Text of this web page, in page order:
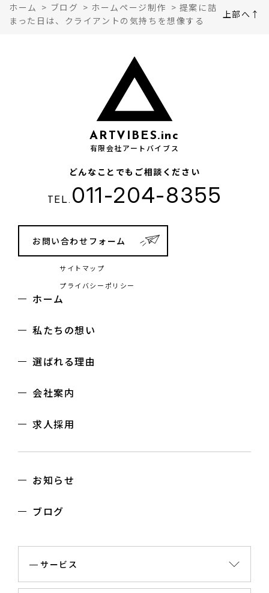
ホーム > ブログ > ホームページ制作 > 提案に詰
まった日は、クライアントの気持ちを想像する
上部へ↑
ARTVIBES.inc
有限会社アートバイブス
どんなことでもご相談ください
TEL. 011-204-8355
お問い合わせフォーム
サイトマップ
プライバシーポリシー
ホーム
私たちの想い
選ばれる理由
会社案内
求人採用
お知らせ
ブログ
サービス